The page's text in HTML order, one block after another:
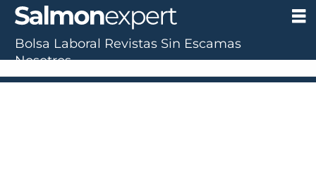
Bolsa Laboral Revistas Sin Escamas
Nosotros